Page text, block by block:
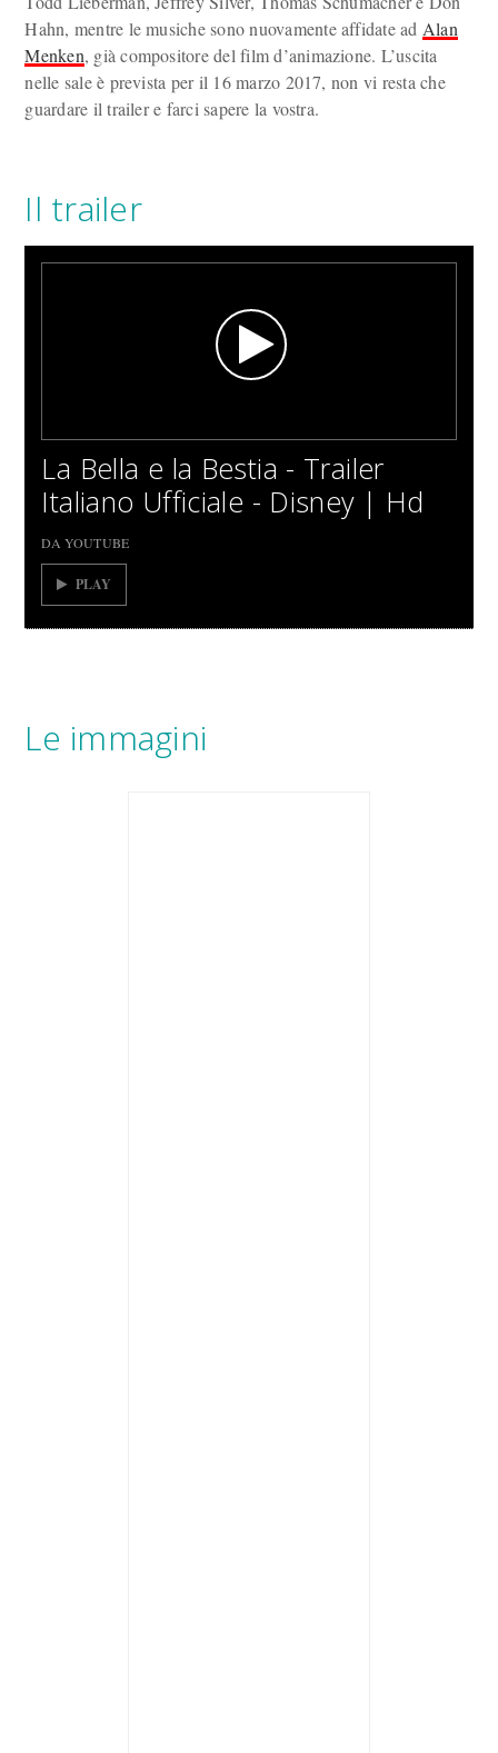
Hahn, mentre le musiche sono nuovamente affidate ad Alan
Menken, già compositore del film d’animazione. L’uscita
nelle sale è prevista per il 16 marzo 2017, non vi resta che
guardare il trailer e farci sapere la vostra.
Il trailer
La Bella e la Bestia - Trailer
Italiano Ufficiale - Disney | Hd
DA YOUTUBE
PLAY
Le immagini